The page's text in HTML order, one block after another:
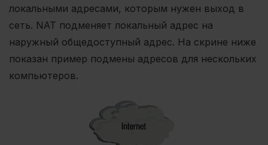
локальными адресами, которым нужен выход в
сеть. NAT подменяет локальный адрес на
наружный общедоступный адрес. На скрине ниже
показан пример подмены адресов для нескольких
компьютеров.